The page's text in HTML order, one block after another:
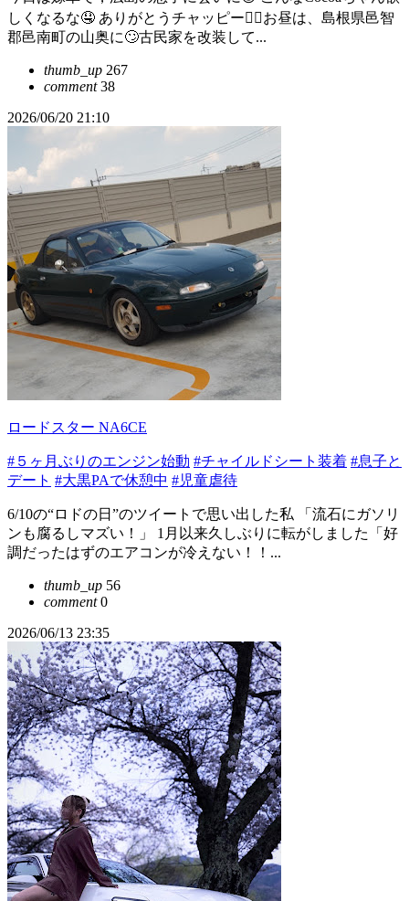
しくなるな🤤 ありがとうチャッピー❤️‍🔥お昼は、島根県邑智
郡邑南町の山奥に🙄古民家を改装して...
thumb_up 267
comment38
2026/06/20 21:10
ロードスター NA6CE
#５ヶ月ぶりのエンジン始動 #チャイルドシート装着 #息子と
デート #大黒PAで休憩中 #児童虐待
6/10の“ロドの日”のツイートで思い出した私 「流石にガソリ
ンも腐るしマズい！」 1月以来久しぶりに転がしました「好
調だったはずのエアコンが冷えない！！...
thumb_up 56
comment0
2026/06/13 23:35